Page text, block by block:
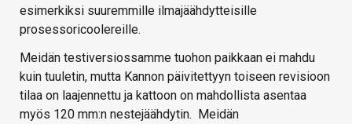
esimerkiksi suuremmille ilmajäähdytteisille
prosessoricoolereille.
Meidän testiversiossamme tuohon paikkaan ei mahdu
kuin tuuletin, mutta Kannon päivitettyyn toiseen revisioon
tilaa on laajennettu ja kattoon on mahdollista asentaa
myös 120 mm:n nestejäähdytin. Meidän